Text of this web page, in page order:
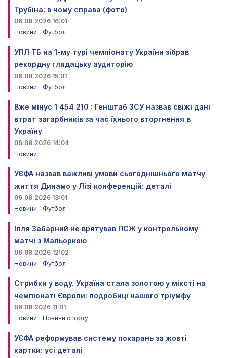
Трубіна: в чому справа (фото)
06.08.2026 16:01
Новини
Футбол
УПЛ ТБ на 1-му турі чемпіонату України зібрав
рекордну глядацьку аудиторію
06.08.2026 15:01
Новини
Футбол
Вже мінус 1 454 210 : Генштаб ЗСУ назвав свіжі дані
втрат загарбників за час їхнього вторгнення в
Україну
06.08.2026 14:04
Новини
УЄФА назвав важливі умови сьогоднішнього матчу
життя Динамо у Лізі конференцій: деталі
06.08.2026 13:01
Новини
Футбол
Ілля Забарний не врятував ПСЖ у контрольному
матчі з Мальоркою
06.08.2026 12:02
Новини
Футбол
Стрибки у воду. Україна стала золотою у міксті на
чемпіонаті Європи: подробиці нашого тріумфу
06.08.2026 11:01
Новини
Новини спорту
УЄФА реформував систему покарань за жовті
картки: усі деталі